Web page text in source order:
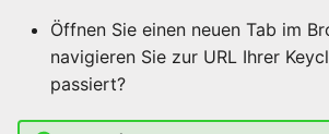
Öffnen Sie einen neuen Tab im
navigieren Sie zur URL Ihrer
passiert?